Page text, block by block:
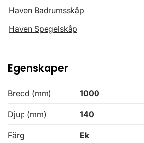
Haven Badrumsskåp
Haven Spegelskåp
Egenskaper
Bredd (mm) 1000
Djup (mm) 140
Färg Ek